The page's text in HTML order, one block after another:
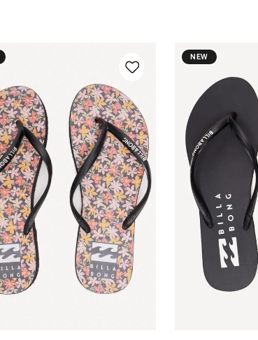
35/36 39/40
NEW